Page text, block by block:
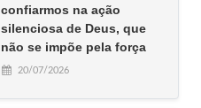
confiarmos na ação
silenciosa de Deus, que
não se impõe pela força
20/07/2026